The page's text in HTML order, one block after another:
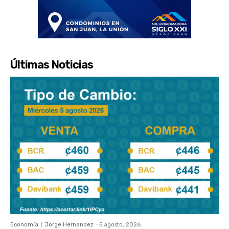
Últimas Noticias
Economía Jorge Hernandez - 5 agosto, 2026